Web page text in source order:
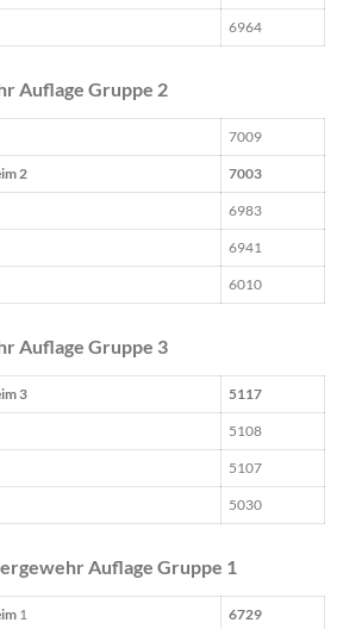
6964
Auflage Gruppe 2
7009
2 7003
6983
6941
6010
Auflage Gruppe 3
3 5117
5108
5107
5030
Auflage Gruppe 1
1 6729